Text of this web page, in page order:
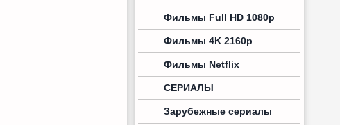
Фильмы Full HD 1080p
Фильмы 4K 2160p
Фильмы Netflix
СЕРИАЛЫ
Зарубежные сериалы